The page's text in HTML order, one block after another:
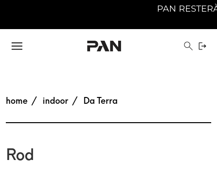
home indoor Da Terra
Rod
PAN